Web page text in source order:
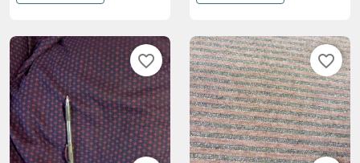
favorite_border favorite_border